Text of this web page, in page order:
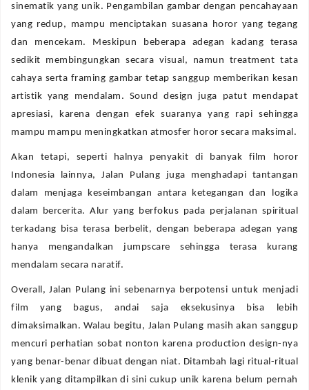
sinematik yang unik. Pengambilan gambar dengan pencahayaan
yang redup, mampu menciptakan suasana horor yang tegang
dan mencekam. Meskipun beberapa adegan kadang terasa
sedikit membingungkan secara visual, namun treatment tata
cahaya serta framing gambar tetap sanggup memberikan kesan
artistik yang mendalam. Sound design juga patut mendapat
apresiasi, karena dengan efek suaranya yang rapi sehingga
mampu mampu meningkatkan atmosfer horor secara maksimal.
Akan tetapi, seperti halnya penyakit di banyak film horor
Indonesia lainnya, Jalan Pulang juga menghadapi tantangan
dalam menjaga keseimbangan antara ketegangan dan logika
dalam bercerita. Alur yang berfokus pada perjalanan spiritual
terkadang bisa terasa berbelit, dengan beberapa adegan yang
hanya mengandalkan jumpscare sehingga terasa kurang
mendalam secara naratif.
Overall, Jalan Pulang ini sebenarnya berpotensi untuk menjadi
film yang bagus, andai saja eksekusinya bisa lebih
dimaksimalkan. Walau begitu, Jalan Pulang masih akan sanggup
mencuri perhatian sobat nonton karena production design-nya
yang benar-benar dibuat dengan niat. Ditambah lagi ritual-ritual
klenik yang ditampilkan di sini cukup unik karena belum pernah